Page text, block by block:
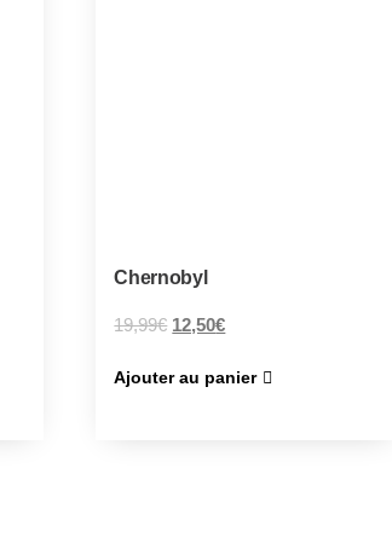
Chernobyl
19,99€ 12,50€
Ajouter au panier